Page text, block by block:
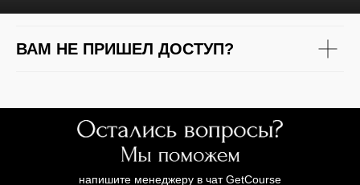
ВАМ НЕ ПРИШЕЛ ДОСТУП?
напишите менеджеру в чат GetCourse